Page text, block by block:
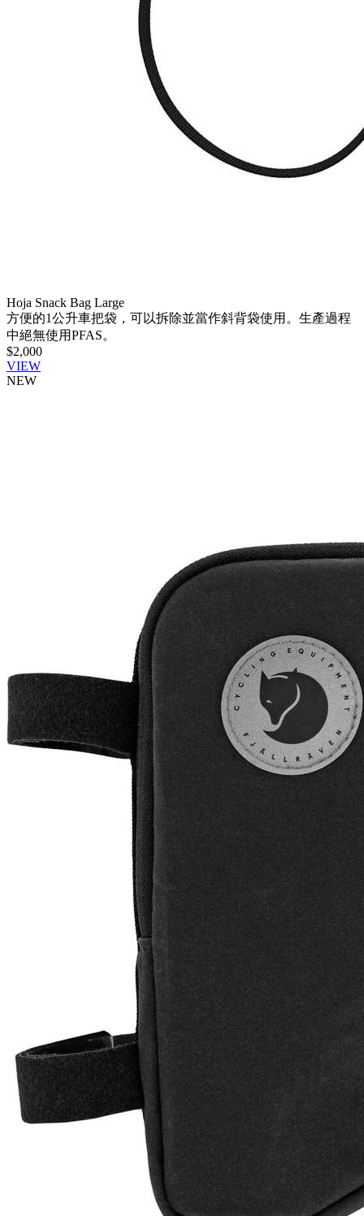
Hoja Snack Bag Large
方便的1公升車把袋，可以拆除並當作斜背袋使用。生產過程
中絕無使用PFAS。
$2,000
VIEW
NEW